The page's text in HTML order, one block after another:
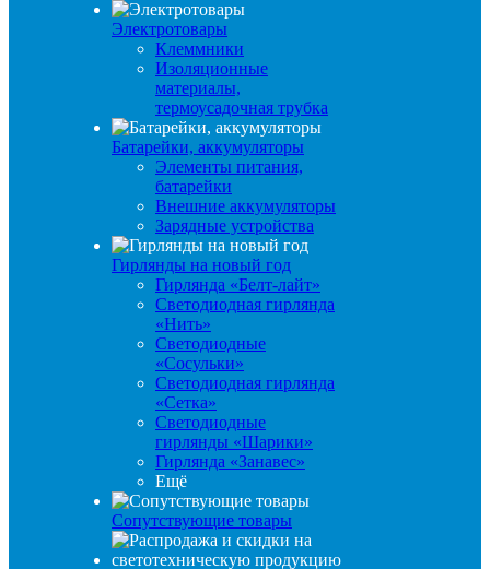
Электротовары
Клеммники
Изоляционные
материалы,
термоусадочная трубка
Батарейки, аккумуляторы
Элементы питания,
батарейки
Внешние аккумуляторы
Зарядные устройства
Гирлянды на новый год
Гирлянда «Белт-лайт»
Светодиодная гирлянда
«Нить»
Светодиодные
«Сосульки»
Светодиодная гирлянда
«Сетка»
Светодиодные
гирлянды «Шарики»
Гирлянда «Занавес»
Ещё
Сопутствующие товары